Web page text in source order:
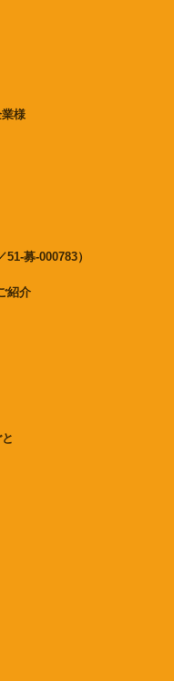
業様
募-000783）
紹介